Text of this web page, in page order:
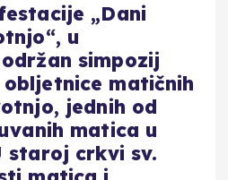
„Dani
u
simpozij
matičnih
jednih od
matica u
staroj crkvi sv.